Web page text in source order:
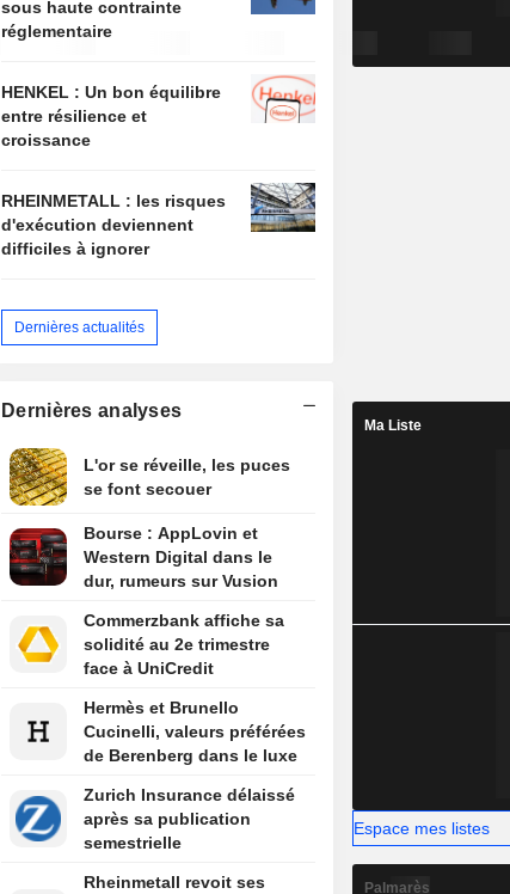
sous haute contrainte
réglementaire
HENKEL : Un bon équilibre
entre résilience et
croissance
RHEINMETALL : les risques
d'exécution deviennent
difficiles à ignorer
Dernières actualités
Dernières analyses
L'or se réveille, les puces
se font secouer
Bourse : AppLovin et
Western Digital dans le
dur, rumeurs sur Vusion
Commerzbank affiche sa
solidité au 2e trimestre
face à UniCredit
Hermès et Brunello
Cucinelli, valeurs préférées
de Berenberg dans le luxe
Zurich Insurance délaissé
après sa publication
semestrielle
Rheinmetall revoit ses
Ma Liste
Espace mes listes
Palmarès